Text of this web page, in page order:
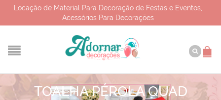
Locação de Material Para Decoração de Festas e Eventos,
Acessórios Para Decorações
TOALHA PÉROLA QUAD